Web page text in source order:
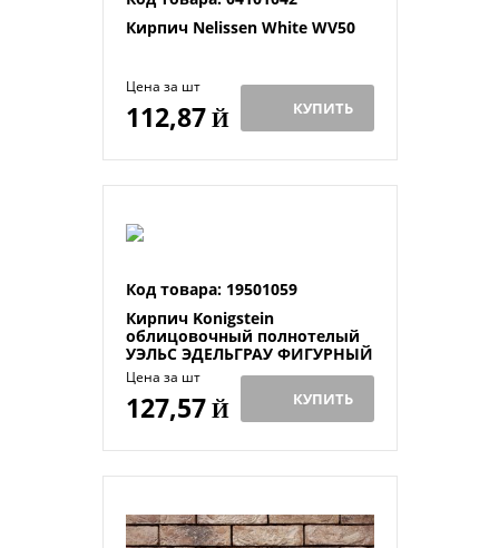
Кирпич Nelissen White WV50
Цена за шт
112,87Й КУПИТЬ
Код товара: 19501059
Кирпич Konigstein
облицовочный полнотелый
УЭЛЬС ЭДЕЛЬГРАУ ФИГУРНЫЙ
R60 250х120х65
Цена за шт
127,57Й КУПИТЬ